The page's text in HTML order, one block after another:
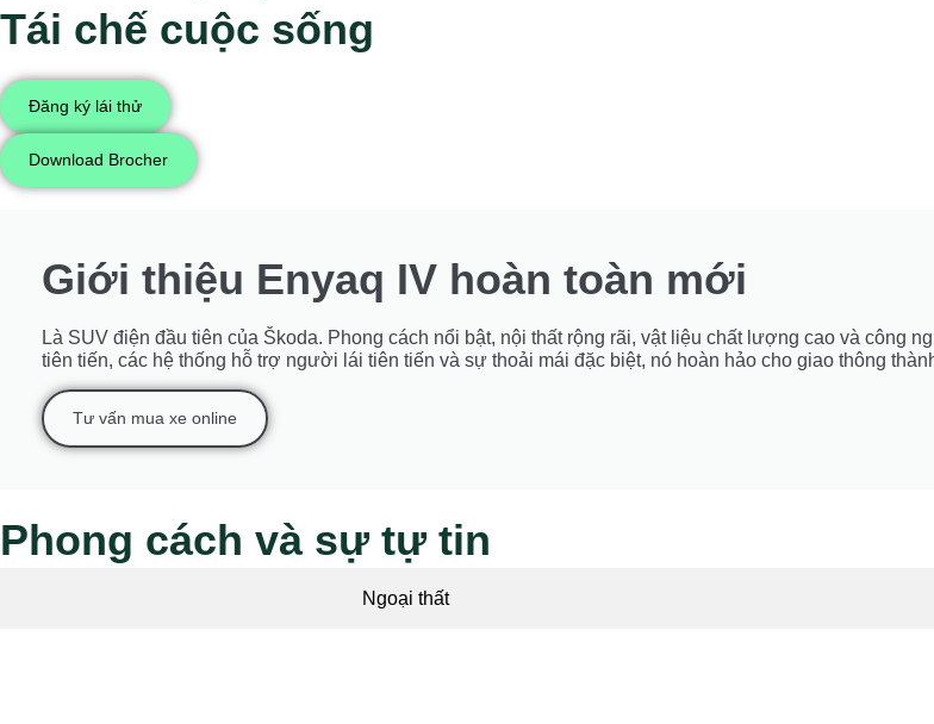
Tái chế cuộc sống
Đăng ký lái thử
Download Brocher
Giới thiệu Enyaq IV hoàn toàn mới
Là SUV điện đầu tiên của Škoda. Phong cách nổi bật, nội thất rộng rãi, vật liệu chất lượng cao và công
tiên tiến, các hệ thống hỗ trợ người lái tiên tiến và sự thoải mái đặc biệt, nó hoàn hảo cho giao thông
Tư vấn mua xe online
Phong cách và sự tự tin
Ngoại thất